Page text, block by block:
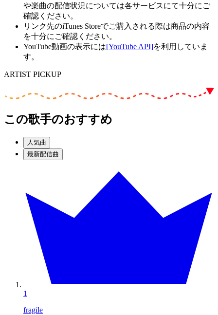
や楽曲の配信状況については各サービスにて十分にご
確認ください。
リンク先のiTunes Storeでご購入される際は商品の内容
を十分にご確認ください。
YouTube動画の表示には[YouTube API]を利用していま
す。
ARTIST PICKUP
この歌手のおすすめ
人気曲
最新配信曲
1
fragile